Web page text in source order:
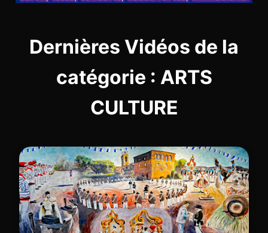
Dernières Vidéos de la
catégorie : ARTS
CULTURE